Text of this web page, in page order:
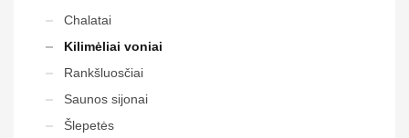
Chalatai
Kilimėliai voniai
Rankšluosčiai
Saunos sijonai
Šlepetės